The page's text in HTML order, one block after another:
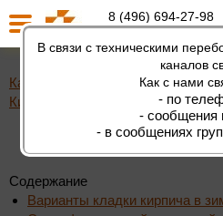
8 (496) 694-27-98
8 (980) 200-10-55
Каширский
Кирпичный Завод
- О
компании
Кладка
Содержание
Варианты кладки кирпича в
В связи с техническими
каналов
Как с нами
- по
- сообщения
- в сообщениях